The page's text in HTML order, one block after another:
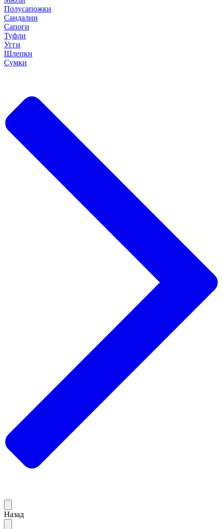
Полусапожки
Сандалии
Сапоги
Туфли
Угги
Шлепки
Сумки
Назад